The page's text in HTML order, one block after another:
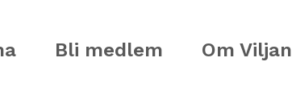
Bli medlem Om Viljan